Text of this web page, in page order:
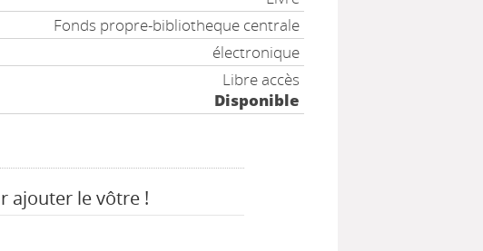
Fonds propre-bibliotheque centrale
électronique
Libre accès
Disponible
ajouter le vôtre !